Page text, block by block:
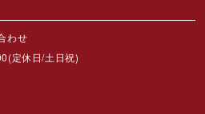
わせ
定休日/土日祝)